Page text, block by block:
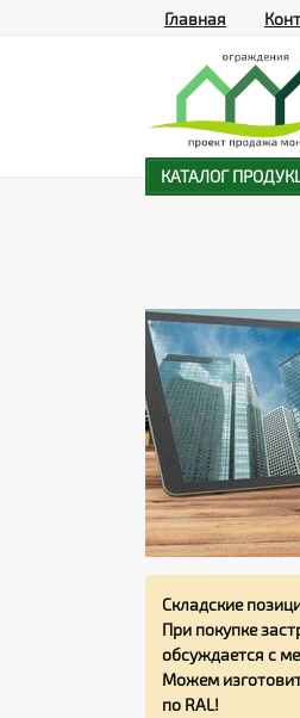
Складские
При покупке
обсуждается с
Можем
по RAL!
Главная
КАТАЛОГ